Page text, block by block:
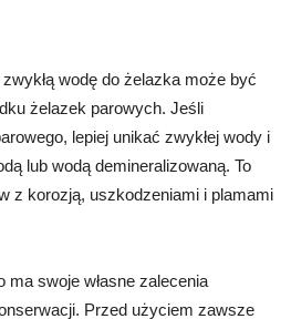
wodę do żelazka może być
żelazek parowych. Jeśli
lepiej unikać zwykłej wody i
lub wodą demineralizowaną. To
z korozją, uszkodzeniami i plamami
swoje własne zalecenia
Przed użyciem zawsze